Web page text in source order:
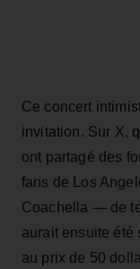
Ce concert
invitation. Sur X,
ont partagé des
fans de Los
Coachella — de
aurait ensuite été
au prix de 50